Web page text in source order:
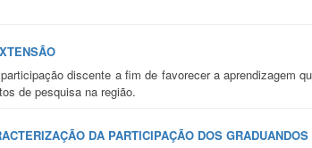
discente a fim de favorecer a aprendizagem
de pesquisa na região.
DA PARTICIPAÇÃO DOS